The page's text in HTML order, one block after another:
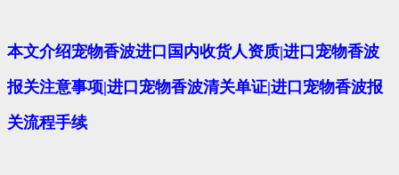
本文介绍宠物香波进口国内收货人资质|进口宠物香波
报关注意事项|进口宠物香波清关单证|进口宠物香波报
关流程手续